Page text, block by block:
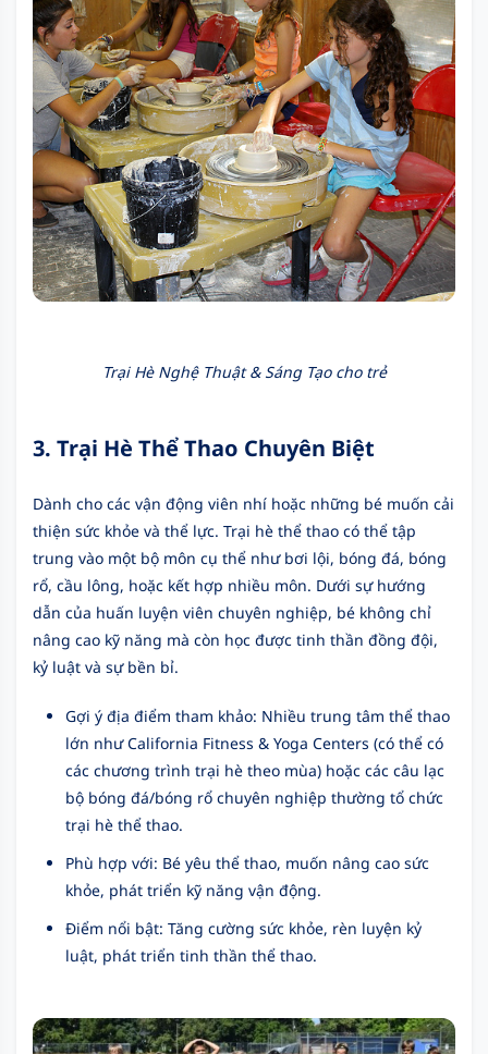
Trại Hè Nghệ Thuật & Sáng Tạo cho trẻ
3. Trại Hè Thể Thao Chuyên Biệt
Dành cho các vận động viên nhí hoặc những bé muốn cải
thiện sức khỏe và thể lực. Trại hè thể thao có thể tập
trung vào một bộ môn cụ thể như bơi lội, bóng đá, bóng
rổ, cầu lông, hoặc kết hợp nhiều môn. Dưới sự hướng
dẫn của huấn luyện viên chuyên nghiệp, bé không chỉ
nâng cao kỹ năng mà còn học được tinh thần đồng đội,
kỷ luật và sự bền bỉ.
Gợi ý địa điểm tham khảo: Nhiều trung tâm thể thao
lớn như California Fitness & Yoga Centers (có thể có
các chương trình trại hè theo mùa) hoặc các câu lạc
bộ bóng đá/bóng rổ chuyên nghiệp thường tổ chức
trại hè thể thao.
Phù hợp với: Bé yêu thể thao, muốn nâng cao sức
khỏe, phát triển kỹ năng vận động.
Điểm nổi bật: Tăng cường sức khỏe, rèn luyện kỷ
luật, phát triển tinh thần thể thao.